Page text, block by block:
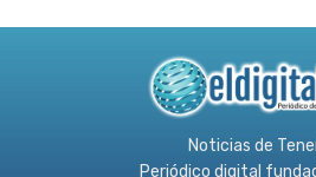
Noticias de
Periódico digital